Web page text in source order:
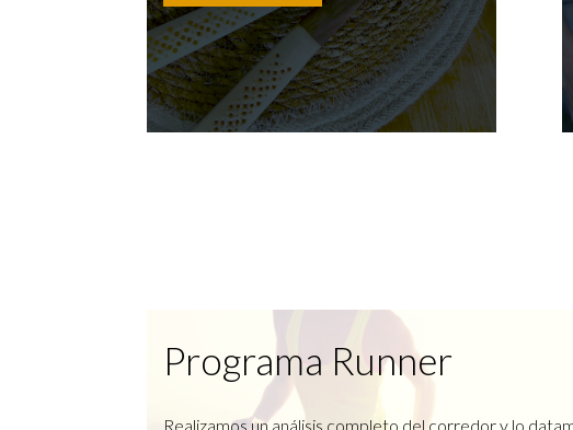
Programa Runner
Realizamos un análisis completo del corredor y lo